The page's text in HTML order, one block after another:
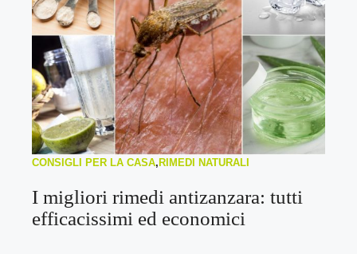
CONSIGLI PER LA CASA, RIMEDI NATURALI
I migliori rimedi antizanzara: tutti
efficacissimi ed economici